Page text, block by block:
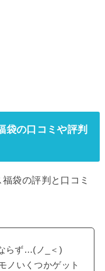
袋の口コミや評判
袋の評判と口コミ
らず…(ノ_＜)
ノいくつかゲット